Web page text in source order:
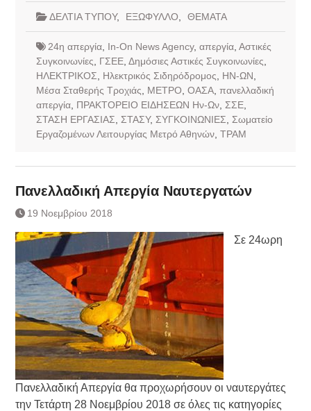
ΔΕΛΤΙΑ ΤΥΠΟΥ, ΕΞΩΦΥΛΛΟ ΘΕΜΑΤΑ
24η απεργία, In-On News Agency, απεργία, Αστικές
Συγκοινωνίες
ΓΣΕΕ, Δημόσιες Αστικές Συγκοινωνίες
ΗΛΕΚΤΡΙΚΟΣ
Ηλεκτρικός Σιδηρόδρομος ΗΝ-ΩΝ
Μέσα Σταθερής Τροχιάς
ΜΕΤΡΟ ΟΑΣΑ, πανελλαδική
απεργία, ΠΡΑΚΤΟΡΕΙΟ ΕΙΔΗΣΕΩΝ Ην-Ων, ΣΣΕ,
ΣΤΑΣΗ ΕΡΓΑΣΙΑΣ
ΣΤΑΣΥ, ΣΥΓΚΟΙΝΩΝΙΕΣ
Σωματείο
Εργαζομένων Λειτουργίας Μετρό Αθηνών, ΤΡΑΜ
Πανελλαδική Απεργία Ναυτεργατών
19 Νοεμβρίου 2018
Σε 24ωρη
Πανελλαδική Απεργία θα προχωρήσουν οι ναυτεργάτες
την Τετάρτη 28 Νοεμβρίου 2018 σε όλες τις κατηγορίες